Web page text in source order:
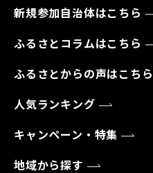
新規参加自治体はこちら
ふるさとコラムはこちら
ふるさとからの声はこちら
人気ランキング
キャンペーン・特集
地域から探す